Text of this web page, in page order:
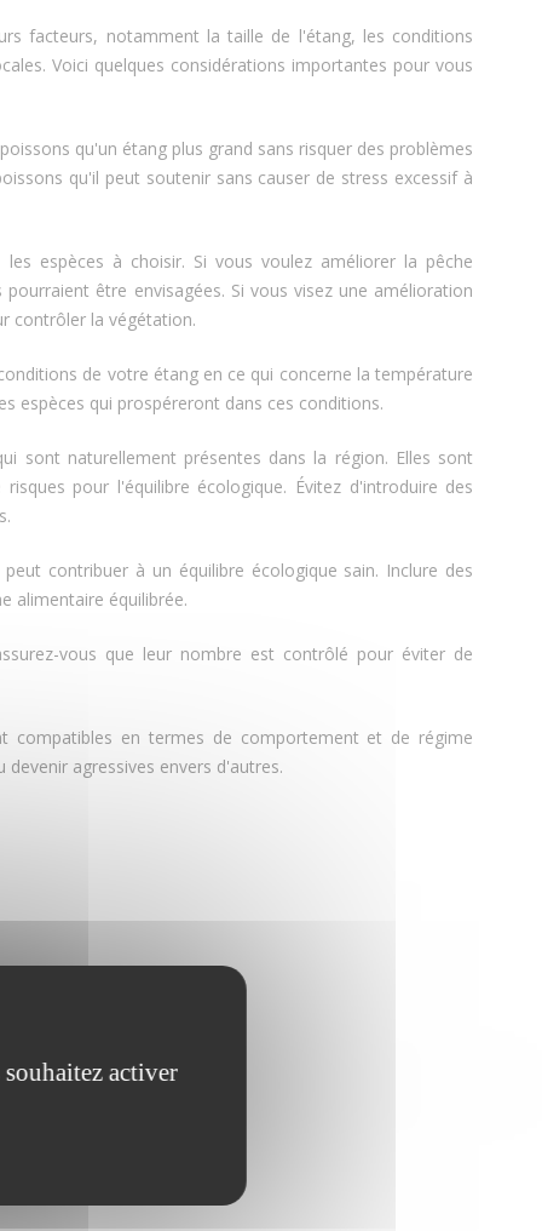
facteurs, notamment la taille de l'étang, les conditions
Voici quelques considérations importantes pour vous
qu'un étang plus grand sans risquer des problèmes
qu'il peut soutenir sans causer de stress excessif à
espèces à choisir. Si vous voulez améliorer la pêche
être envisagées. Si vous visez une amélioration
contrôler la végétation.
de votre étang en ce qui concerne la température
espèces qui prospéreront dans ces conditions.
sont naturellement présentes dans la région. Elles sont
pour l'équilibre écologique. Évitez d'introduire des
contribuer à un équilibre écologique sain. Inclure des
alimentaire équilibrée.
vous que leur nombre est contrôlé pour éviter de
compatibles en termes de comportement et de régime
agressives envers d'autres.
activer